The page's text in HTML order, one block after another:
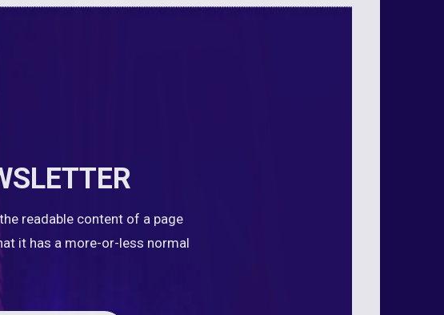
readable content of a page
it has a more-or-less normal